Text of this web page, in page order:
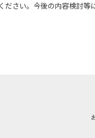
さい。今後の内容検討等